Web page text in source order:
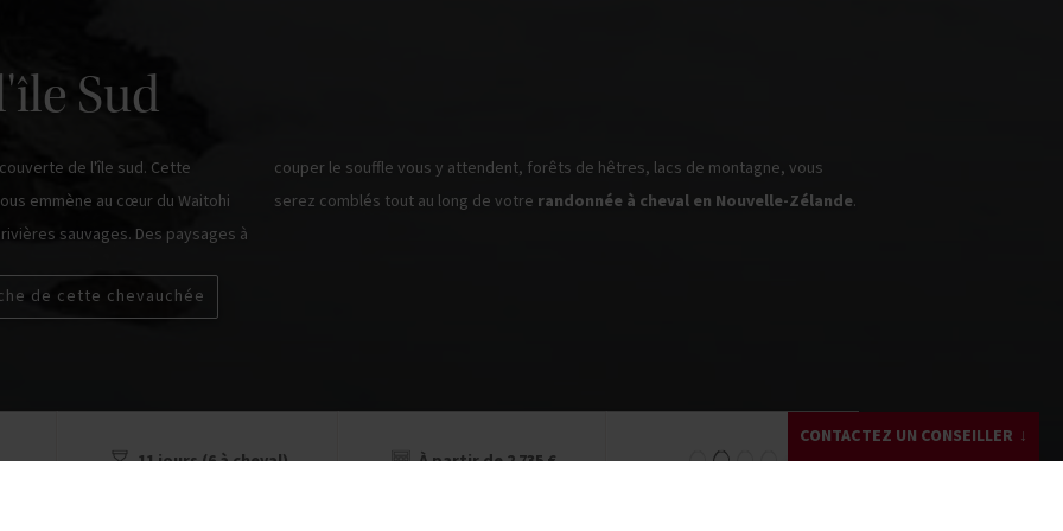
Sud
de l'île sud. Cette
emmène au cœur du Waitohi
sauvages. Des paysages à
couper le souffle vous y attendent, forêts de hêtres, lacs de montagne, vous
serez comblés tout au long de votre
randonnée à cheval en Nouvelle-Zélande.
de cette chevauchée
11 jours (6 à cheval) À partir de 2 735 €
CONTACTEZ UN CONSEILLER